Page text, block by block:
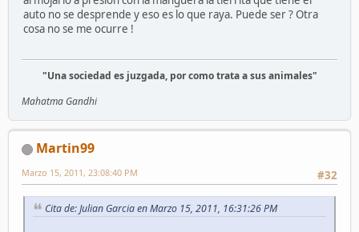
auto no se desprende y eso es lo que raya. Puede ser ? Otra
cosa no se me ocurre !
"Una sociedad es juzgada, por como trata a sus animales"
Mahatma Gandhi
Martin99
#32
Marzo 15, 2011, 23:08:40 PM
Cita de: Julian Garcia en Marzo 15, 2011, 16:31:26 PM